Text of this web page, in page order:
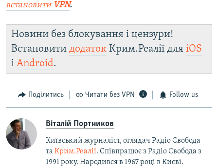
встановити VPN.
Новини без блокування і цензури!
Встановити додаток Крим.Реалії для iOS
і Android.
Поділитись Читати без VPN Follow us
Віталій Портников
Київський журналіст, оглядач Радіо Свобода
та Крим.Реалії. Співпрацює з Радіо Свобода з
1991 року. Народився в 1967 році в Києві.